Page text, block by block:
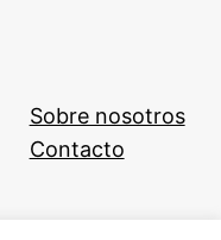
Sobre nosotros
Contacto